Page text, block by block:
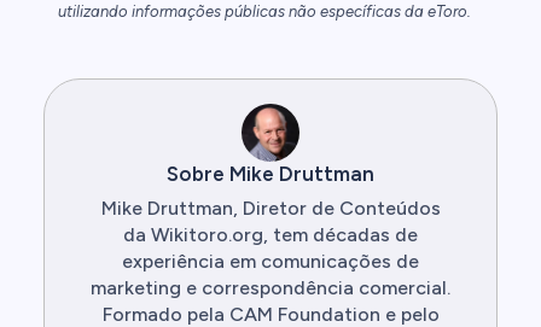
utilizando informações públicas não específicas da eToro.
Sobre Mike Druttman
Mike Druttman, Diretor de Conteúdos
da Wikitoro.org, tem décadas de
experiência em comunicações de
marketing e correspondência comercial.
Formado pela CAM Foundation e pelo